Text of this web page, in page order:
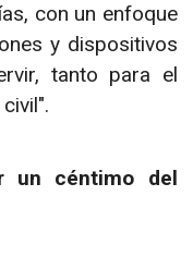
con un enfoque
y dispositivos
tanto para el
un céntimo del